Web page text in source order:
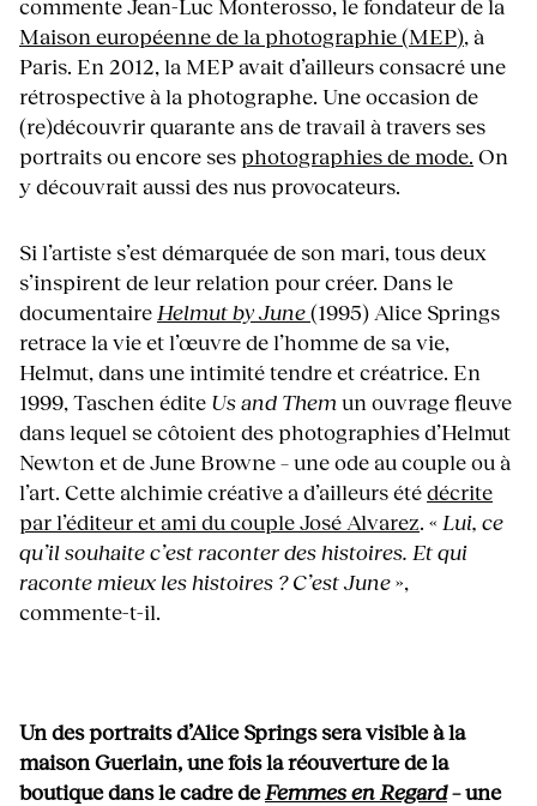
commente Jean-Luc Monterosso, le fondateur de la
Maison européenne de la photographie (MEP), à
Paris. En 2012, la MEP avait d’ailleurs consacré une
rétrospective à la photographe. Une occasion de
(re)découvrir quarante ans de travail à travers ses
portraits ou encore sesphotographies de mode. On
y découvrait aussi des nus provocateurs.
Si l’artiste s’est démarquée de son mari, tous deux
s’inspirent de leur relation pour créer. Dans le
documentaire Helmut by June(1995) Alice Springs
retrace la vie et l’œuvre de l’homme de sa vie,
Helmut, dans une intimité tendre et créatrice. En
1999, Taschen édite Us and Themun ouvrage fleuve
dans lequel se côtoient des photographies d’Helmut
Newton et de June Browne – une ode au couple ou à
l’art. Cette alchimie créative a d’ailleurs étédécrite
par l’éditeur et ami du couple José Alvarez. « Lui, ce
qu’il souhaite c’est raconter des histoires. Et qui
raconte mieux les histoires ? C’est June»,
commente-t-il.
Un des portraits d’Alice Springs sera visible à la
maison Guerlain, une fois la réouverture de la
boutique dans le cadre deFemmes en Regard–une